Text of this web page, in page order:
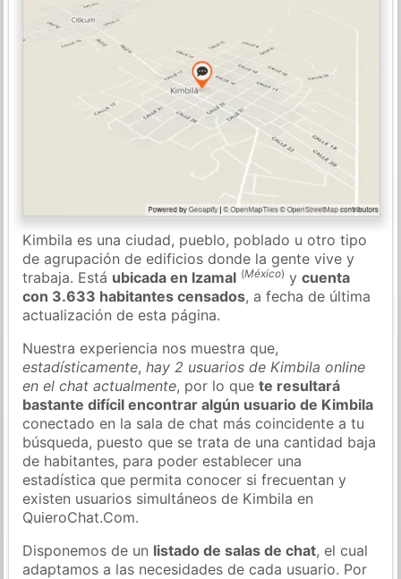
Kimbila es una ciudad, pueblo, poblado u otro tipo
de agrupación de edificios donde la gente vive y
trabaja. Está ubicada en Izamal (México) ycuenta
con 3.633 habitantes censados, a fecha de última
actualización de esta página.
Nuestra experiencia nos muestra que,
estadísticamente,hay 2 usuarios de Kimbila online
en el chat actualmente, por lo quete resultará
bastante difícil encontrar algún usuario de Kimbila
conectado en la sala de chat más coincidente a tu
búsqueda, puesto que se trata de una cantidad baja
de habitantes, para poder establecer una
estadística que permita conocer si frecuentan y
existen usuarios simultáneos de Kimbila en
QuieroChat.Com.
Disponemos de un listado de salas de chat, el cual
adaptamos a las necesidades de cada usuario. Por